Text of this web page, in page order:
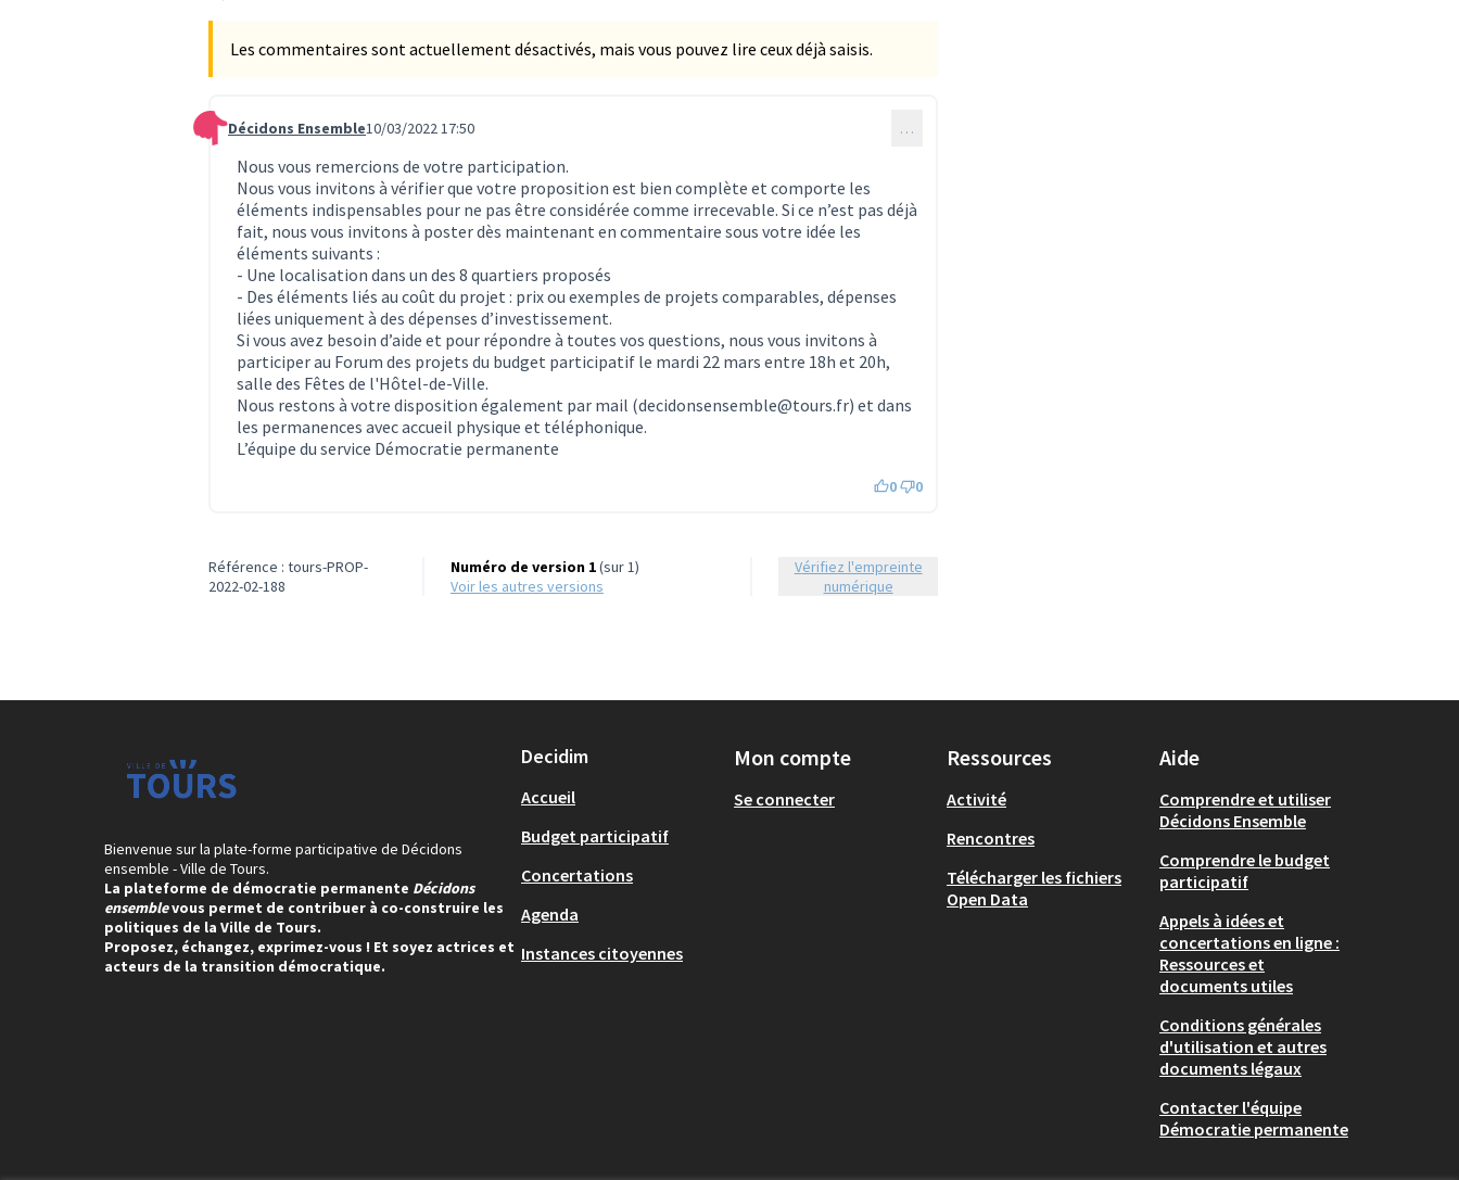
Les commentaires sont actuellement désactivés, mais vous pouvez lire ceux déjà saisis.
Commentaire 296
Décidons Ensemble10/03/2022 17:50 …
Nous vous remercions de votre participation.
Nous vous invitons à vérifier que votre proposition est bien complète et comporte les
éléments indispensables pour ne pas être considérée comme irrecevable. Si ce n’est pas déjà
fait, nous vous invitons à poster dès maintenant en commentaire sous votre idée les
éléments suivants :
- Une localisation dans un des 8 quartiers proposés
- Des éléments liés au coût du projet : prix ou exemples de projets comparables, dépenses
liées uniquement à des dépenses d’investissement.
Si vous avez besoin d’aide et pour répondre à toutes vos questions, nous vous invitons à
participer au Forum des projets du budget participatif le mardi 22 mars entre 18h et 20h,
salle des Fêtes de l'Hôtel-de-Ville.
Nous restons à votre disposition également par mail (decidonsensemble@tours.fr) et dans
les permanences avec accueil physique et téléphonique.
L’équipe du service Démocratie permanente
0 0
Référence : tours-PROP-
2022-02-188
Numéro de version 1(sur 1)
voir les autres versions
Vérifiez l'empreinte
numérique
Bienvenue sur la plate-forme participative de Décidons
ensemble - Ville de Tours.
La plateforme de démocratie permanente Décidons
ensemblevous permet de contribuer à co-construire les
politiques de la Ville de Tours.
Proposez, échangez, exprimez-vous ! Et soyez actrices et
acteurs de la transition démocratique.
Decidim
Accueil
Budget participatif
Concertations
Agenda
Instances citoyennes
Mon compte
Se connecter
Ressources
Activité
Rencontres
Télécharger les fichiers
Open Data
Aide
Comprendre et utiliser
Décidons Ensemble
Comprendre le budget
participatif
Appels à idées et
concertations en ligne :
Ressources et
documents utiles
Conditions générales
d'utilisation et autres
documents légaux
Contacter l'équipe
Démocratie permanente